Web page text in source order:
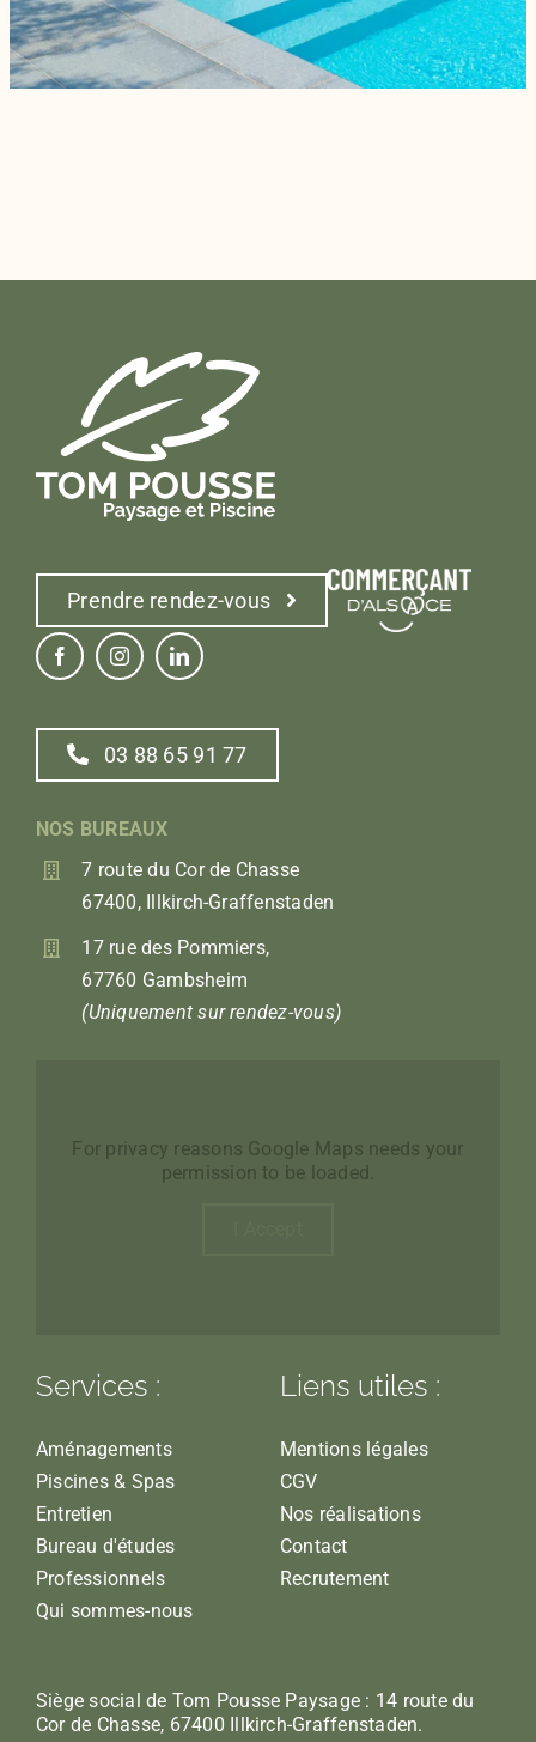
Prendre rendez-vous
03 88 65 91 77
NOS BUREAUX
7 route du Cor de Chasse
67400, Illkirch-Graffenstaden
17 rue des Pommiers,
67760 Gambsheim
(Uniquement sur rendez-vous)
For privacy reasons Google Maps needs your
permission to be loaded.
Services :
Aménagements
Piscines & Spas
Entretien
Bureau d'études
Professionnels
Qui sommes-nous
Liens utiles :
Mentions légales
CGV
Nos réalisations
Contact
Recrutement
Siège social de Tom Pousse Paysage : 14 route du
Cor de Chasse, 67400 Illkirch-Graffenstaden.